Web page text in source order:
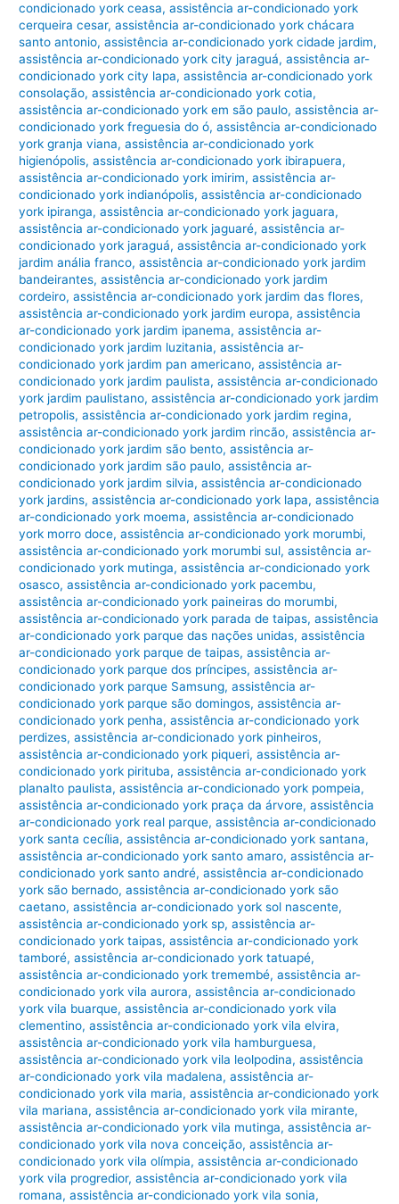
condicionado york ceasa,assistência ar-condicionado york
cerqueira cesar,assistência ar-condicionado york chácara
santo antonio,assistência ar-condicionado york cidade jardim,
assistência ar-condicionado york city jaraguá,assistência ar-
condicionado york city lapa,assistência ar-condicionado york
consolação,assistência ar-condicionado york cotia,
assistência ar-condicionado york em são paulo,assistência ar-
condicionado york freguesia do ó,assistência ar-condicionado
york granja viana,assistência ar-condicionado york
higienópolis,assistência ar-condicionado york ibirapuera,
assistência ar-condicionado york imirim,assistência ar-
condicionado york indianópolis,assistência ar-condicionado
york ipiranga,assistência ar-condicionado york jaguara,
assistência ar-condicionado york jaguaré,assistência ar-
condicionado york jaraguá,assistência ar-condicionado york
jardim anália franco,assistência ar-condicionado york jardim
bandeirantes,assistência ar-condicionado york jardim
cordeiro,assistência ar-condicionado york jardim das flores,
assistência ar-condicionado york jardim europa,assistência
ar-condicionado york jardim ipanema,assistência ar-
condicionado york jardim luzitania,assistência ar-
condicionado york jardim pan americano,assistência ar-
condicionado york jardim paulista,assistência ar-condicionado
york jardim paulistano,assistência ar-condicionado york jardim
petropolis,assistência ar-condicionado york jardim regina,
assistência ar-condicionado york jardim rincão,assistência ar-
condicionado york jardim são bento,assistência ar-
condicionado york jardim são paulo,assistência ar-
condicionado york jardim silvia,assistência ar-condicionado
york jardins,assistência ar-condicionado york lapa,assistência
ar-condicionado york moema,assistência ar-condicionado
york morro doce,assistência ar-condicionado york morumbi,
assistência ar-condicionado york morumbi sul,assistência ar-
condicionado york mutinga,assistência ar-condicionado york
osasco,assistência ar-condicionado york pacembu,
assistência ar-condicionado york paineiras do morumbi,
assistência ar-condicionado york parada de taipas,assistência
ar-condicionado york parque das nações unidas,assistência
ar-condicionado york parque de taipas,assistência ar-
condicionado york parque dos príncipes,assistência ar-
condicionado york parque Samsung,assistência ar-
condicionado york parque são domingos,assistência ar-
condicionado york penha,assistência ar-condicionado york
perdizes,assistência ar-condicionado york pinheiros,
assistência ar-condicionado york piqueri,assistência ar-
condicionado york pirituba,assistência ar-condicionado york
planalto paulista,assistência ar-condicionado york pompeia,
assistência ar-condicionado york praça da árvore,assistência
ar-condicionado york real parque,assistência ar-condicionado
york santa cecília,assistência ar-condicionado york santana,
assistência ar-condicionado york santo amaro,assistência ar-
condicionado york santo andré,assistência ar-condicionado
york são bernado,assistência ar-condicionado york são
caetano,assistência ar-condicionado york sol nascente,
assistência ar-condicionado york sp,assistência ar-
condicionado york taipas,assistência ar-condicionado york
tamboré,assistência ar-condicionado york tatuapé,
assistência ar-condicionado york tremembé,assistência ar-
condicionado york vila aurora,assistência ar-condicionado
york vila buarque,assistência ar-condicionado york vila
clementino,assistência ar-condicionado york vila elvira,
assistência ar-condicionado york vila hamburguesa,
assistência ar-condicionado york vila leolpodina,assistência
ar-condicionado york vila madalena,assistência ar-
condicionado york vila maria,assistência ar-condicionado york
vila mariana,assistência ar-condicionado york vila mirante,
assistência ar-condicionado york vila mutinga,assistência ar-
condicionado york vila nova conceição,assistência ar-
condicionado york vila olímpia,assistência ar-condicionado
york vila progredior,assistência ar-condicionado york vila
romana,assistência ar-condicionado york vila sonia,